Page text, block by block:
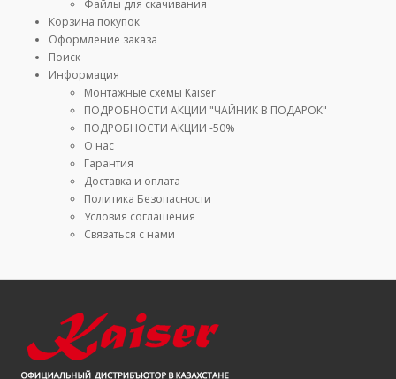
Файлы для скачивания
Корзина покупок
Оформление заказа
Поиск
Информация
Монтажные схемы Kaiser
ПОДРОБНОСТИ АКЦИИ "ЧАЙНИК В ПОДАРОК"
ПОДРОБНОСТИ АКЦИИ -50%
О нас
Гарантия
Доставка и оплата
Политика Безопасности
Условия соглашения
Связаться с нами